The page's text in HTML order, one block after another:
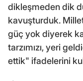
dikleşmeden dik
kavuşturduk.
güç yok diyerek
tarzımızı, yeri
ettik" ifadelerini